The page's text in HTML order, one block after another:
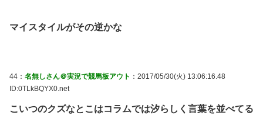
マイスタイルがその逆かな
44： 名無しさん＠実況で競馬板アウト ：2017/05/30(火) 13:06:16.48
ID:0TLkBQYX0.net
こいつのクズなとこはコラムでは汐らしく言葉を並べてる